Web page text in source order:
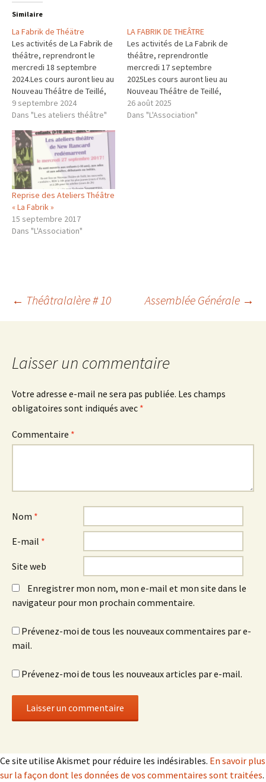
Similaire
La Fabrik de Théätre
Les activités de La Fabrik de
théâtre, reprendront le
mercredi 18 septembre
2024.Les cours auront lieu au
Nouveau Théâtre de Teillé,
route de la Halte.Cet atelier
est ouvert à toutes et à
révolus à la date du 1er
cours.Afin de vous
présenter les objectifs,…
9 septembre 2024
Dans "Les ateliers théâtre"
LA FABRIK DE THEÂTRE
Les activités de La Fabrik de
théâtre, reprendrontle
mercredi 17 septembre
2025Les cours auront lieu au
Nouveau Théâtre de Teillé,
route de la Halte.Cet atelier
est ouvert à toutes et à
26 août 2025
Dans "L'Association"
Reprise des Ateliers Théâtre
« La Fabrik »
15 septembre 2017
Dans "L'Association"
Navigation
articles
← Théâtralalère # 10 Assemblée Générale →
Laisser un commentaire
Votre adresse e-mail ne sera pas publiée. Les champs
obligatoires sont indiqués avec *
Commentaire *
Nom *
E-mail *
Site web
Enregistrer mon nom, mon e-mail et mon site dans le
navigateur pour mon prochain commentaire.
Prévenez-moi de tous les nouveaux commentaires par e-
mail.
Prévenez-moi de tous les nouveaux articles par e-mail.
Ce site utilise Akismet pour réduire les indésirables. En savoir plus
sur la façon dont les données de vos commentaires sont traitées.